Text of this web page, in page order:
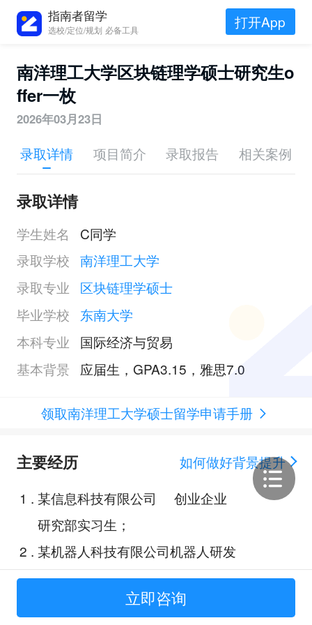
指南者留学
选校/定位/规划 必备工具 打开App
南洋理工大学区块链理学硕士研究生o
ffer一枚
2026年03月23日
录取详情 项目简介 录取报告 相关案例
录取详情
学生姓名
C同学
录取学校 南洋理工大学
录取专业
区块链理学硕士
毕业学校
东南大学
本科专业
国际经济与贸易
基本背景
应届生，GPA3.15，雅思7.0
领取南洋理工大学硕士留学申请手册
主要经历
如何做好背景提升
1 . 某信息科技有限公司 创业企业
研究部实习生；
2 . 某机器人科技有限公司机器人研发
部实习生；
某发展股份有限公司 研发部实习
立即咨询